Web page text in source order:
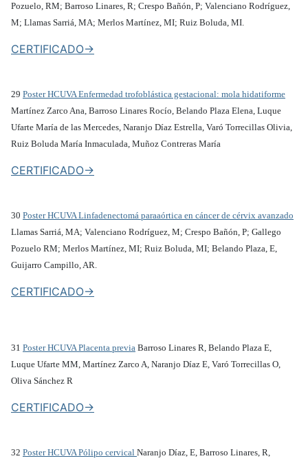
Pozuelo, RM; Barroso Linares, R; Crespo Bañón, P; Valenciano Rodríguez,
M; Llamas Sarriá, MA; Merlos Martínez, MI; Ruiz Boluda, MI.
CERTIFICADO->
29 Poster HCUVA Enfermedad trofoblástica gestacional: mola hidatiforme
Martínez Zarco Ana, Barroso Linares Rocío, Belando Plaza Elena, Luque
Ufarte María de las Mercedes, Naranjo Díaz Estrella, Varó Torrecillas Olivia,
Ruiz Boluda María Inmaculada, Muñoz Contreras María
CERTIFICADO->
30 Poster HCUVA Linfadenectomá paraaórtica en cáncer de cérvix avanzado
Llamas Sarriá, MA; Valenciano Rodríguez, M; Crespo Bañón, P; Gallego
Pozuelo RM; Merlos Martínez, MI; Ruiz Boluda, MI; Belando Plaza, E,
Guijarro Campillo, AR.
CERTIFICADO->
31 Poster HCUVA Placenta previa Barroso Linares R, Belando Plaza E,
Luque Ufarte MM, Martínez Zarco A, Naranjo Díaz E, Varó Torrecillas O,
Oliva Sánchez R
CERTIFICADO->
32 Poster HCUVA Pólipo cervical Naranjo Díaz, E, Barroso Linares, R,